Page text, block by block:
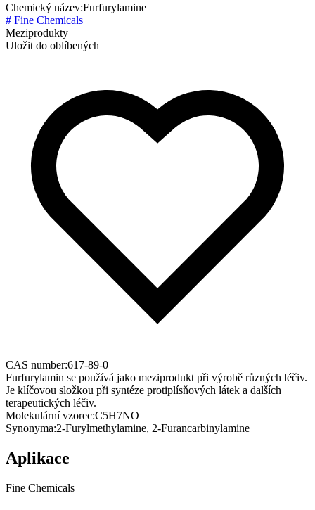
Chemický název:Furfurylamine
# Fine Chemicals
Meziprodukty
Uložit do oblíbených
CAS number:617-89-0
Furfurylamin se používá jako meziprodukt při výrobě různých léčiv.
Je klíčovou složkou při syntéze protiplísňových látek a dalších
terapeutických léčiv.
Molekulární vzorec:C5H7NO
Synonyma:2-Furylmethylamine, 2-Furancarbinylamine
Aplikace
Fine Chemicals